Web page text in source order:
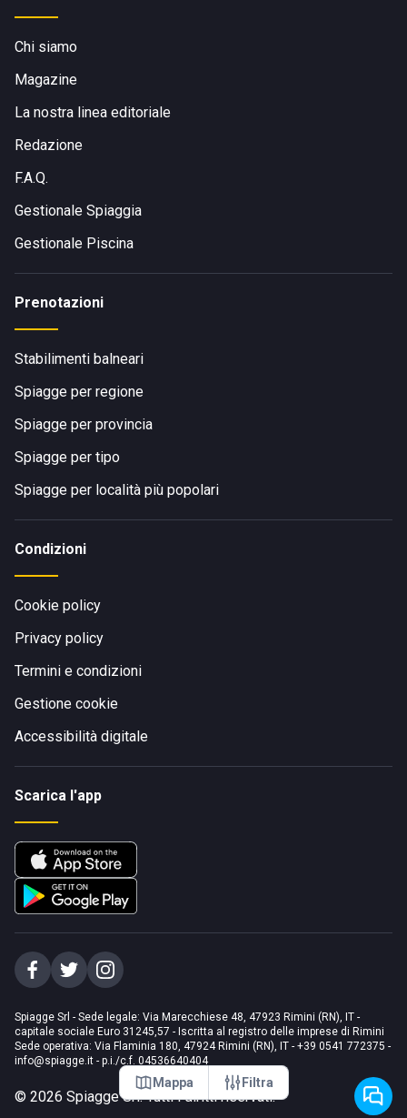
Mappa Filtra
Chi siamo
Magazine
La nostra linea editoriale
Redazione
F.A.Q.
Gestionale Spiaggia
Gestionale Piscina
Prenotazioni
Stabilimenti balneari
Spiagge per regione
Spiagge per provincia
Spiagge per tipo
Spiagge per località più popolari
Condizioni
Cookie policy
Privacy policy
Termini e condizioni
Gestione cookie
Accessibilità digitale
Scarica l'app
Spiagge Srl - Sede legale: Via Marecchiese 48, 47923 Rimini (RN), IT -
capitale sociale Euro 31245,57 - Iscritta al registro delle imprese di Rimini
Sede operativa: Via Flaminia 180, 47924 Rimini (RN), IT - +39 0541 772375 -
info@spiagge.it - p.i./c.f. 04536640404
© 2026 Spiagge Srl. Tutti i diritti riservati.